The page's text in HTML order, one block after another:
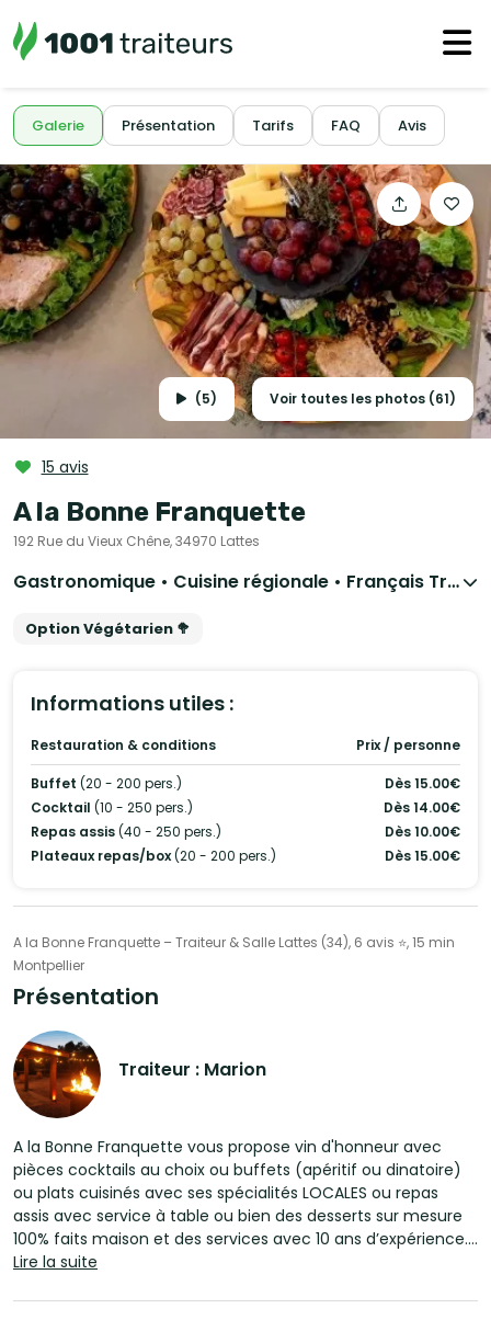
Galerie Présentation Tarifs FAQ Avis
(5) Voir toutes les photos (61)
15 avis
A la Bonne Franquette
192 Rue du Vieux Chêne, 34970 Lattes
Gastronomique • Cuisine régionale • Français Traditionnel • Barbecue et grillades • Wedding Cake
Option Végétarien 🥦
Informations utiles :
Restauration & conditions Prix / personne
Buffet (20 - 200 pers.)
Dès 15.00€
Cocktail (10 - 250 pers.)
Dès 14.00€
Repas assis(40 - 250 pers.)
Dès 10.00€
Plateaux repas/box(20 - 200 pers.) Dès 15.00€
A la Bonne Franquette – Traiteur & Salle Lattes (34), 6 avis ⭐, 15 min
Montpellier
Présentation
Traiteur : Marion
A la Bonne Franquette vous propose vin d'honneur avec
pièces cocktails au choix ou buffets (apéritif ou dinatoire)
ou plats cuisinés avec ses spécialités LOCALES ou repas
assis avec service à table ou bien des desserts sur mesure
100% faits maison et des services avec 10 ans d’expérience.
votre évènement à votre goût!
Lire la suite